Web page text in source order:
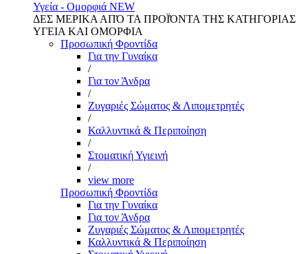
Υγεία - Ομορφιά NEW
ΔΕΣ ΜΕΡΙΚΑ ΑΠΌ ΤΑ ΠΡΟΪΌΝΤΑ ΤΗΣ ΚΑΤΗΓΟΡΙΑΣ
ΥΓΕΙΑ ΚΑΙ ΟΜΟΡΦΙΑ
Προσωπική Φροντίδα
Για την Γυναίκα
/
Για τον Άνδρα
/
Ζυγαριές Σώματος & Λιπομετρητές
/
Καλλυντικά & Περιποίηση
/
Στοματική Υγιεινή
/
view more
Προσωπική Φροντίδα
Για την Γυναίκα
Για τον Άνδρα
Ζυγαριές Σώματος & Λιπομετρητές
Καλλυντικά & Περιποίηση